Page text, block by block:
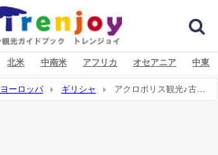
北米 中南米 アフリカ オセアニア 中東
ヨーロッパ ギリシャ
アクロポリス観光♪古代